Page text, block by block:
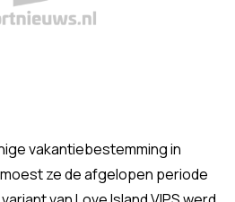
vakantiebestemming in
ze de afgelopen periode